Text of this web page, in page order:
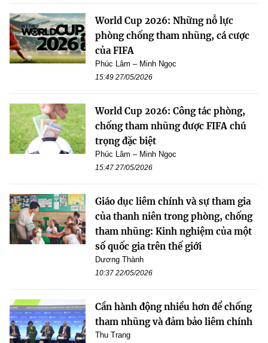
World Cup 2026: Những nỗ lực
phòng chống tham nhũng, cá cược
của FIFA
Phúc Lâm – Minh Ngọc
15:49 27/05/2026
World Cup 2026: Công tác phòng,
chống tham nhũng được FIFA chú
trọng đặc biệt
Phúc Lâm – Minh Ngọc
15:47 27/05/2026
Giáo dục liêm chính và sự tham gia
của thanh niên trong phòng, chống
tham nhũng: Kinh nghiệm của một
số quốc gia trên thế giới
Dương Thành
10:37 22/05/2026
Cần hành động nhiều hơn để chống
tham nhũng và đảm bảo liêm chính
Thu Trang